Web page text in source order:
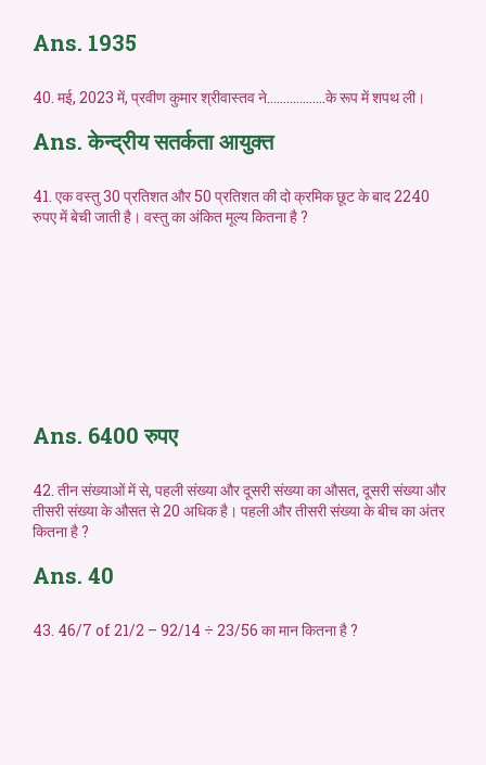
Ans. 1935
40. मई, 2023 में, प्रवीण कुमार श्रीवास्तव ने………………के रूप में शपथ ली।
Ans. केन्द्रीय सतर्कता आयुक्त
41. एक वस्तु 30 प्रतिशत और 50 प्रतिशत की दो क्रमिक छूट के बाद 2240
रुपए में बेची जाती है। वस्तु का अंकित मूल्य कितना है ?
Ans. 6400 रुपए
42. तीन संख्याओं में से, पहली संख्या और दूसरी संख्या का औसत, दूसरी संख्या और
तीसरी संख्या के औसत से 20 अधिक है। पहली और तीसरी संख्या के बीच का अंतर
कितना है ?
Ans. 40
43. 46/7 of 21/2 – 92/14 ÷ 23/56 का मान कितना है ?